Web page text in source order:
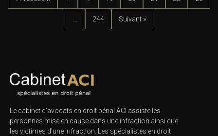
244 Suivant »
Le cabinet d’avocats en droit pénal ACI assiste les
personnes mise en cause dans une infraction ainsi que
les victimes d’une infraction. Les spécialistes en droit